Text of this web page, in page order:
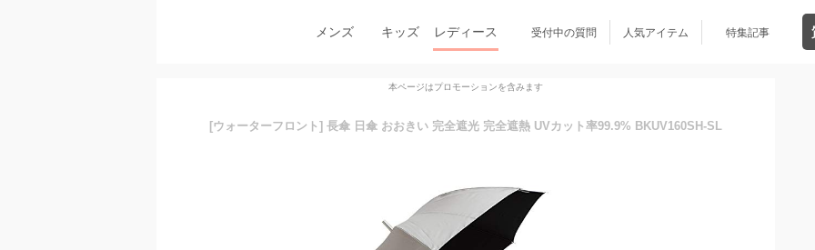
メンズ キッズ レディース 受付中の質問 人気アイテム 特集記事
本ページはプロモーションを含みます
[ウォーターフロント] 長傘 日傘 おおきい 完全遮光 完全遮熱 UVカット率99.9% BKUV160SH-SL